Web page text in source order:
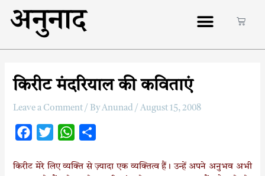
अनुनाद
किरीट मंदरियाल की कविताएं
Leave a Comment / ByAnunad/August 15, 2008
c
i
W
a
a
किरीट मेरे लिए व्यक्ति से ज़्यादा एक व्यक्तित्व हैं। उन्हें अपने अनुभव अभी